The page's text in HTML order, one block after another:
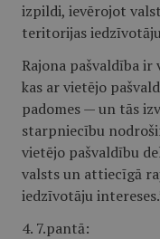
izpildi, ievērojot
teritorijas
Rajona pašvaldība
kas ar vietējo
padomes — un tās
starpniecību
vietējo pašvaldību
valsts un attiecīgā
iedzīvotāju
4. 7.pantā: